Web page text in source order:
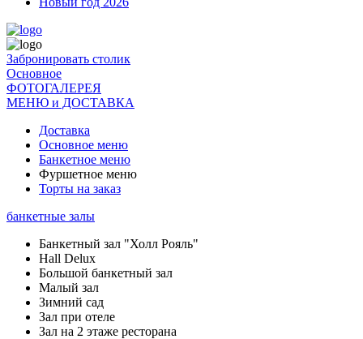
Забронировать столик
Основное
ФОТОГАЛЕРЕЯ
МЕНЮ и ДОСТАВКА
Доставка
Основное меню
Банкетное меню
Фуршетное меню
Торты на заказ
банкетные залы
Банкетный зал "Холл Рояль"
Hall Delux
Большой банкетный зал
Малый зал
Зимний сад
Зал при отеле
Зал на 2 этаже ресторана